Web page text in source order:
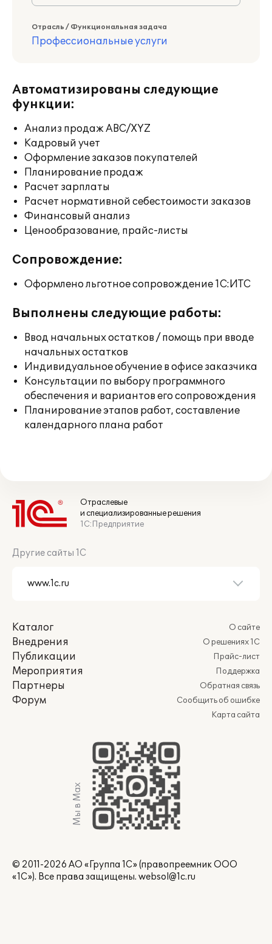
Отрасль / Функциональная задача
Профессиональные услуги
Автоматизированы следующие
функции:
Анализ продаж ABC/XYZ
Кадровый учет
Оформление заказов покупателей
Планирование продаж
Расчет зарплаты
Расчет нормативной себестоимости заказов
Финансовый анализ
Ценообразование, прайс-листы
Сопровождение:
Оформлено льготное сопровождение 1С:ИТС
Выполнены следующие работы:
Ввод начальных остатков / помощь при вводе
начальных остатков
Индивидуальное обучение в офисе заказчика
Консультации по выбору программного
обеспечения и вариантов его сопровождения
Планирование этапов работ, составление
календарного плана работ
Отраслевые
и специализированные решения
1С:Предприятие
Другие сайты 1С
Каталог
Внедрения
Публикации
Мероприятия
Партнеры
Форум
О сайте
О решениях 1С
Прайс-лист
Поддержка
Обратная связь
Сообщить об ошибке
Карта сайта
Мы в Max
© 2011-2026 АО «Группа 1С» (правопреемник ООО
«1С»). Все права защищены. websol@1c.ru